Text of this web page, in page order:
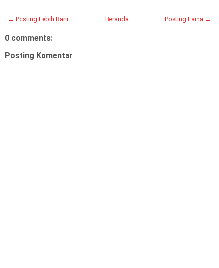
← Posting Lebih Baru Posting Lama →
Beranda
0 comments:
Posting Komentar